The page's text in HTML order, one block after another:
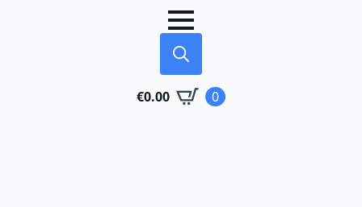
for:
€0.00 0